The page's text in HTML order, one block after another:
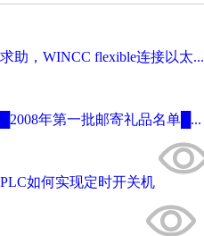
求助，WINCC flexible连接以太...
█2008年第一批邮寄礼品名单█...
PLC如何实现定时开关机